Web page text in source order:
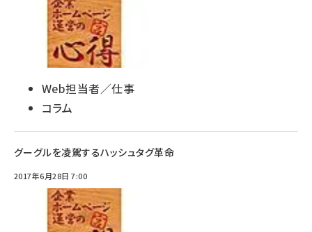
Web担当者／仕事
コラム
グーグルを凌駕するハッシュタグ革命
2017年6月28日 7:00